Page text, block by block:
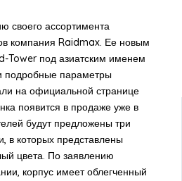
своего ассортимента
компания Raidmax. Ее новым
Tower под азиатским именем
подробные параметры
на официальной странице
появится в продаже уже в
будут предложены три
в которых представлены
цвета. По заявлению
корпус имеет облегченный